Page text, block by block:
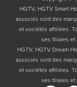
HGTV, HGTV Smart
associés sont des
et sociétés affiliées.
ses filiales et
HGTV, HGTV Dream
associés sont des
et sociétés affiliées.
ses filiales et